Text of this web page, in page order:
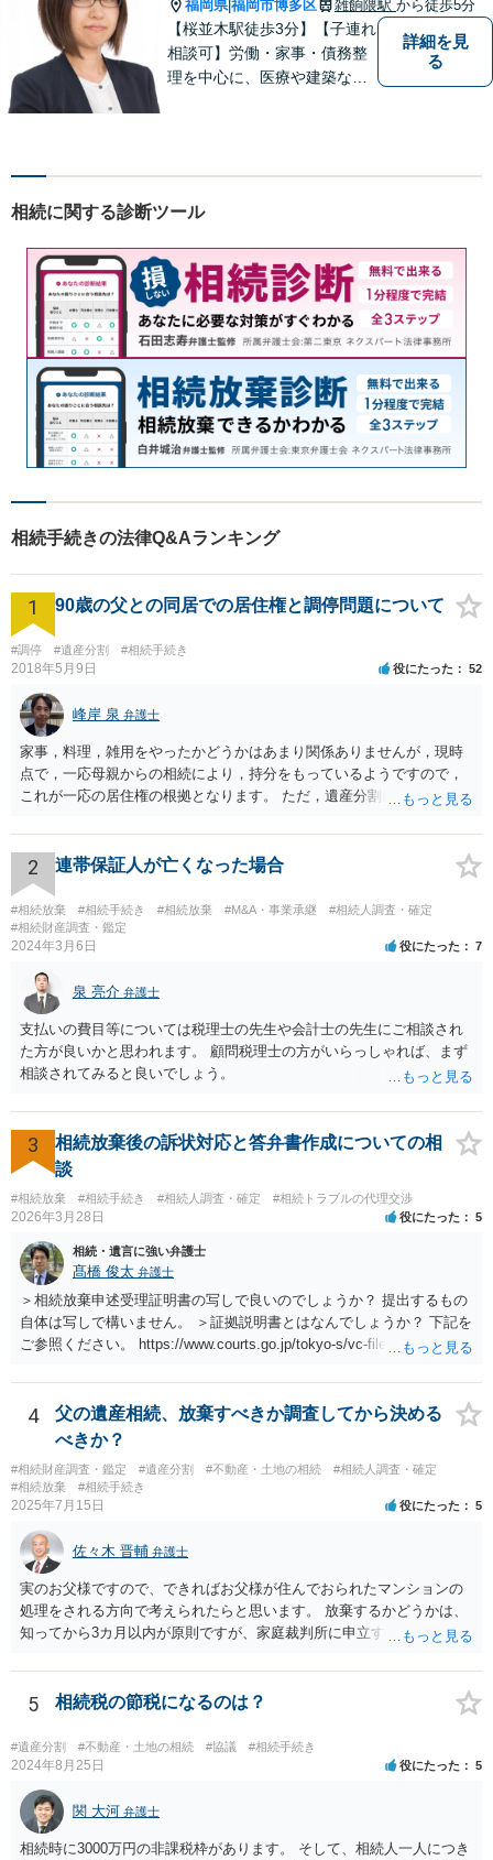
福岡県|福岡市博多区 雑餉隈駅 から徒歩5分
【桜並木駅徒歩3分】【子連れ
相談可】労働・家事・債務整
理を中心に、医療や建築など
も、早めにお越しいただい
ょう。
詳細を見
る
相続に関する診断ツール
相続手続きの法律Q&Aランキング
1 90歳の父との同居での居住権と調停問題について
#調停 #遺産分割 #相続手続き
2018年5月9日 役にたった 52
峰岸 泉 弁護士
家事，料理，雑用をやったかどうかはあまり関係ありませんが，現時
点で，一応母親からの相続により，持分をもっているようですので，
これが一応の居住権の根拠となります。 ただ，遺産分割により，母の
2 連帯保証人が亡くなった場合
#相続放棄 #相続手続き #相続放棄 #M&A・事業承継
#相続人調査・確定
#相続財産調査・鑑定
2024年3月6日 役にたった 7
泉 亮介 弁護士
支払いの費目等については税理士の先生や会計士の先生にご相談され
た方が良いかと思われます。 顧問税理士の方がいらっしゃれば、まず
相談されてみると良いでしょう。
3
相続放棄後の訴状対応と答弁書作成についての相
談
#相続放棄 #相続手続き #相続人調査・確定 #相続トラブルの代理交渉
2026年3月28日 役にたった 5
相続・遺言に強い弁護士
髙橋 俊太 弁護士
＞相続放棄申述受理証明書の写しで良いのでしょうか？ 提出するもの
自体は写しで構いません。 ＞証拠説明書とはなんでしょうか？ 下記を
ご参照ください。 https://www.courts.go.jp/tokyo-s/vc-files/tokyo-s/file/
4
父の遺産相続、放棄すべきか調査してから決める
べきか？
#相続財産調査・鑑定 #遺産分割 #不動産・土地の相続
#相続人調査・確定
#相続放棄
#相続手続き
2025年7月15日 役にたった 5
佐々木 晋輔 弁護士
実のお父様ですので、できればお父様が住んでおられたマンションの
処理をされる方向で考えられたらと思います。 放棄するかどうかは、
知ってから3カ月以内が原則ですが、家庭裁判所に申立すれば3カ月の
放棄するかどうか決めることができます。 銀行やサラ金が数年も放置
することはありませんので、数年後に借金が発見される可能性はほぼ
ありません。 なお、私が扱った相続放棄を検討していた案件で、期間
伸長して調査したところ、サラ金に対する過払金など相当な財産が見
つかったため相続したという事例がありました。
5 相続税の節税になるのは？
#遺産分割 #不動産・土地の相続 #協議 #相続手続き
2024年8月25日 役にたった 5
関 大河 弁護士
相続時に3000万円の非課税枠があります。 そして、相続人一人につき